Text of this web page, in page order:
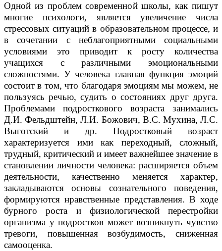
Одной из проблем современной школы, как пишут
многие психологи, является увеличение числа
стрессовых ситуаций в образовательном процессе, и
в сочетании с неблагоприятными социальными
условиями это приводит к росту количества
учащихся с различными эмоциональными
сложностями. У человека главная функция эмоций
состоит в том, что благодаря эмоциям мы можем, не
пользуясь речью, судить о состояниях друг друга.
Проблемами подросткового возраста занимались
Д.И. Фельдштейн, Л.И. Божович, В.С. Мухина, Л.С.
Выготский и др. Подростковый возраст
характеризуется ими как переходный, сложный,
трудный, критический и имеет важнейшее значение в
становлении личности человека: расширяется объем
деятельности, качественно меняется характер,
закладываются основы сознательного поведения,
формируются нравственные представления. В ходе
бурного роста и физиологической перестройки
организма у подростков может возникнуть чувство
тревоги, повышенная возбудимость, сниженная
самооценка.